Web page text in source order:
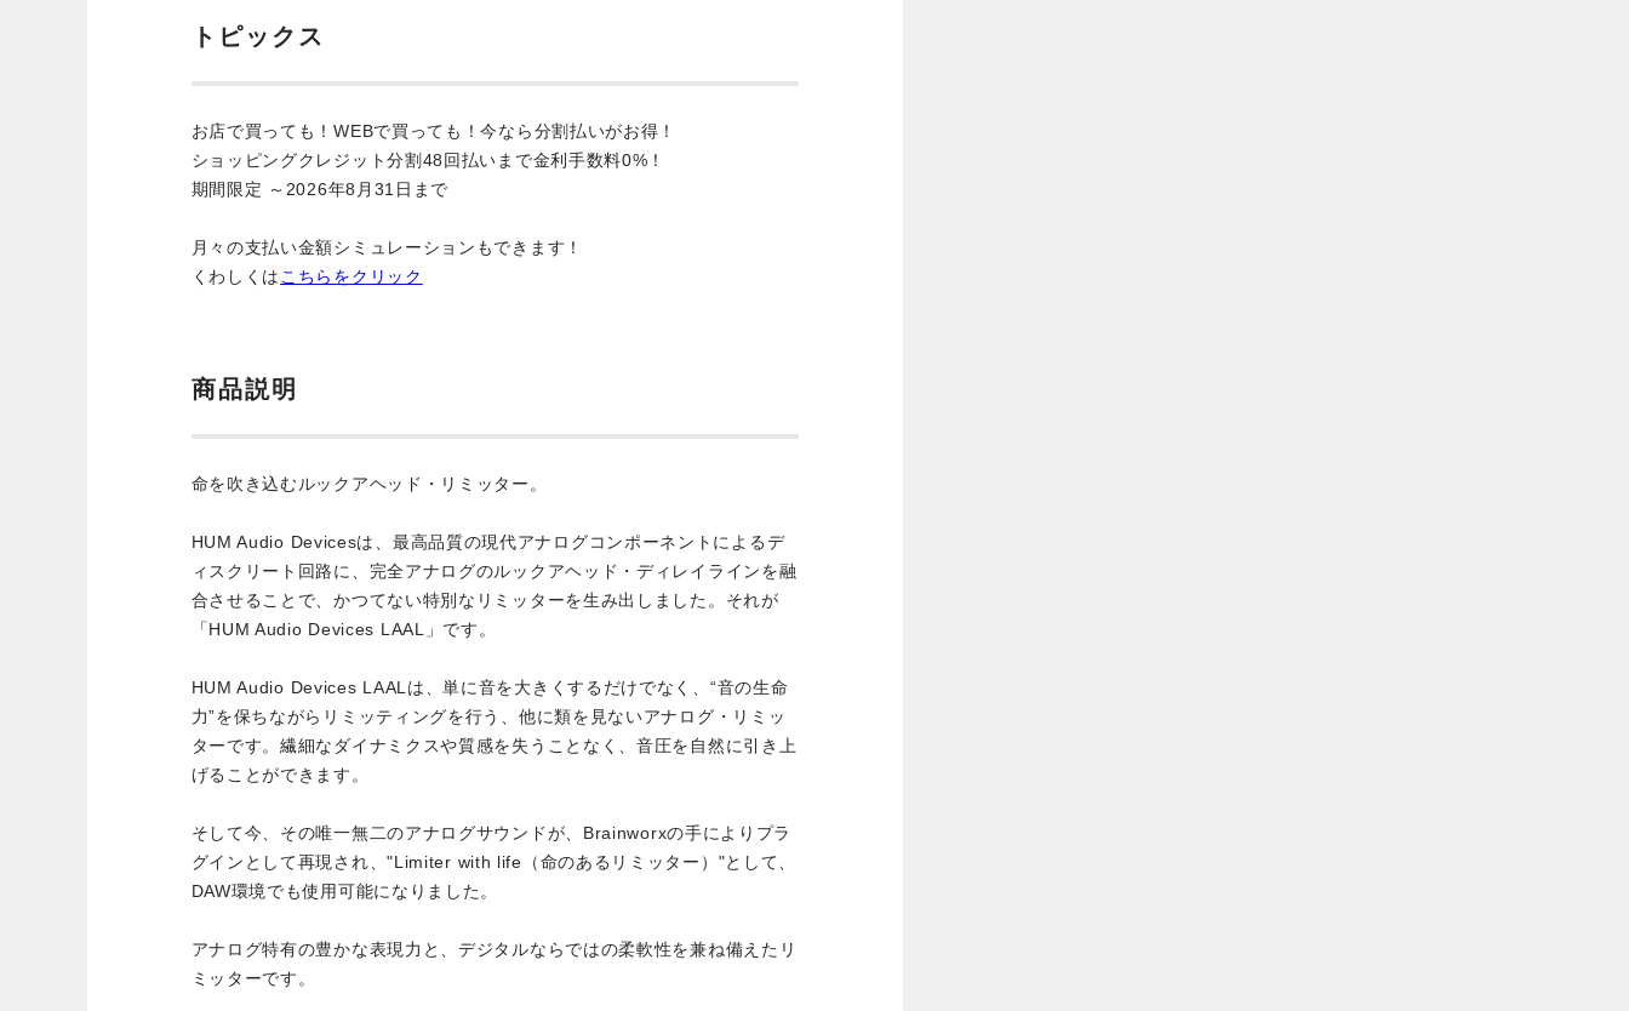
トピックス
お店で買っても！WEBで買っても！今なら分割払いがお得！
ショッピングクレジット分割48回払いまで金利手数料0%！
期間限定 ～2026年8月31日まで
月々の支払い金額シミュレーションもできます！
くわしくは こちらをクリック
商品説明
命を吹き込むルックアヘッド・リミッター。
HUM Audio Devicesは、最高品質の現代アナログコンポーネントによるデ
ィスクリート回路に、完全アナログのルックアヘッド・ディレイラインを融
合させることで、かつてない特別なリミッターを生み出しました。それが
「HUM Audio Devices LAAL」です。
HUM Audio Devices LAALは、単に音を大きくするだけでなく、“音の生命
力”を保ちながらリミッティングを行う、他に類を見ないアナログ・リミッ
ターです。繊細なダイナミクスや質感を失うことなく、音圧を自然に引き上
げることができます。
そして今、その唯一無二のアナログサウンドが、Brainworxの手によりプラ
グインとして再現され、"Limiter with life（命のあるリミッター）"として、
DAW環境でも使用可能になりました。
アナログ特有の豊かな表現力と、デジタルならではの柔軟性を兼ね備えたリ
ミッターです。